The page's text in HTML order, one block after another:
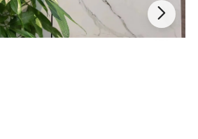
en Égypte et dans d'autres pays. Grâce à
qualité des composants automobiles,